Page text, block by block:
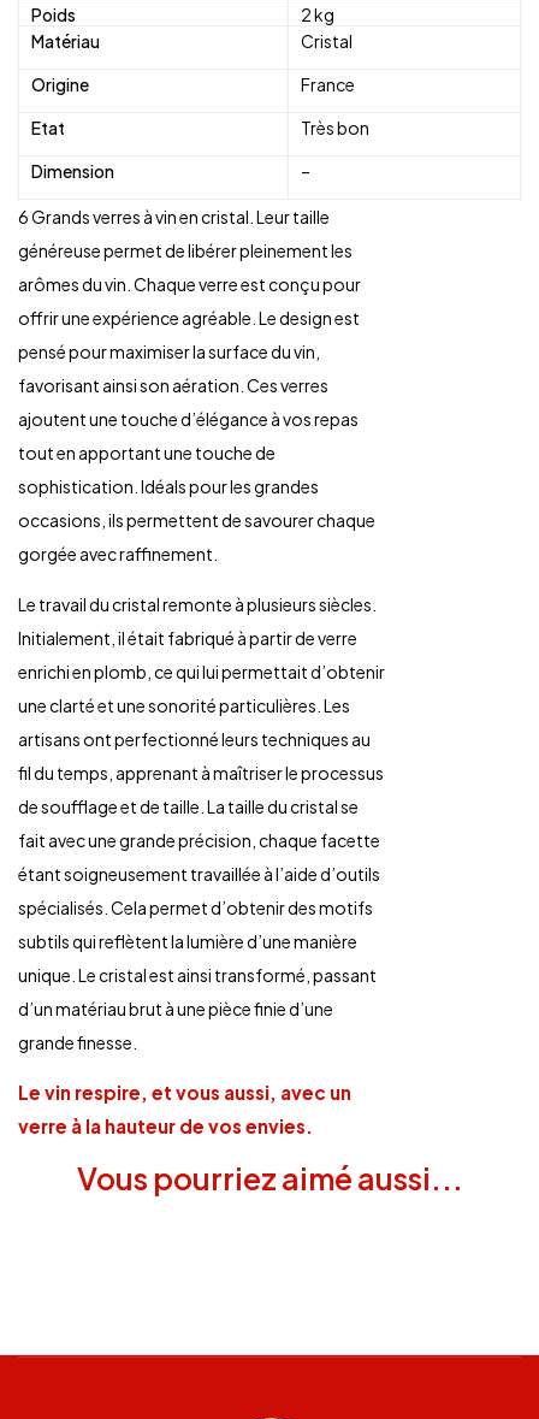
Poids
2 kg
Matériau
Cristal
Origine
France
Etat
Très bon
Dimension
–
6 Grands verres à vin en cristal. Leur taille
généreuse permet de libérer pleinement les
arômes du vin. Chaque verre est conçu pour
offrir une expérience agréable. Le design est
pensé pour maximiser la surface du vin,
favorisant ainsi son aération. Ces verres
ajoutent une touche d’élégance à vos repas
tout en apportant une touche de
sophistication. Idéals pour les grandes
occasions, ils permettent de savourer chaque
gorgée avec raffinement.
Le travail du cristal remonte à plusieurs siècles.
Initialement, il était fabriqué à partir de verre
enrichi en plomb, ce qui lui permettait d’obtenir
une clarté et une sonorité particulières. Les
artisans ont perfectionné leurs techniques au
fil du temps, apprenant à maîtriser le processus
de soufflage et de taille. La taille du cristal se
fait avec une grande précision, chaque facette
étant soigneusement travaillée à l’aide d’outils
spécialisés. Cela permet d’obtenir des motifs
subtils qui reflètent la lumière d’une manière
unique. Le cristal est ainsi transformé, passant
d’un matériau brut à une pièce finie d’une
grande finesse.
Le vin respire, et vous aussi, avec un
verre à la hauteur de vos envies.
Vous pourriez aimé aussi...